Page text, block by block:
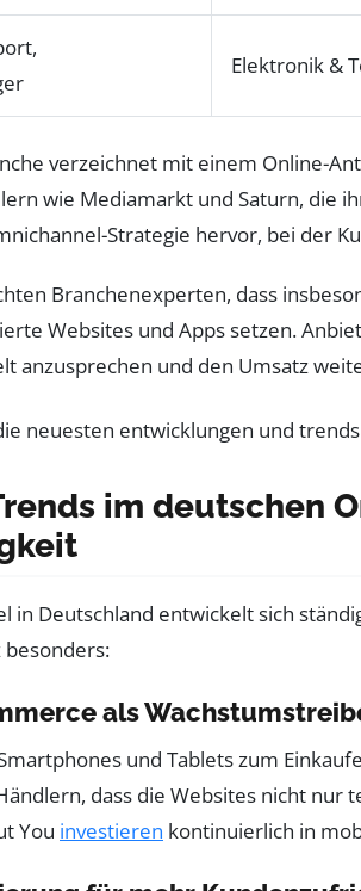
Elektronik &
verzeichnet mit einem Online-
wie Mediamarkt und Saturn, die
Strategie hervor, bei der
Branchenexperten, dass
Websites und Apps setzen.
anzusprechen und den Umsatz
im deutschen
in Deutschland entwickelt sich
besonders:
als
und Tablets zum
dass die Websites nicht nur
You investieren kontinuierlich in